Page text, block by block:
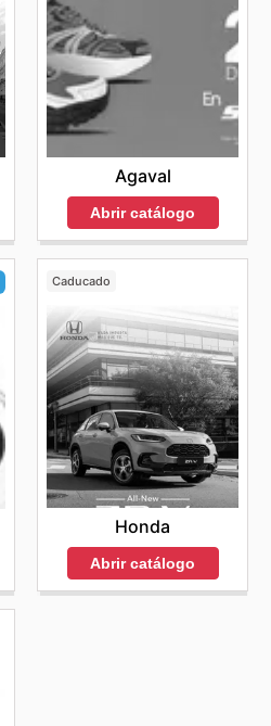
Agaval
Abrir catálogo
Caducado
Honda
Abrir catálogo